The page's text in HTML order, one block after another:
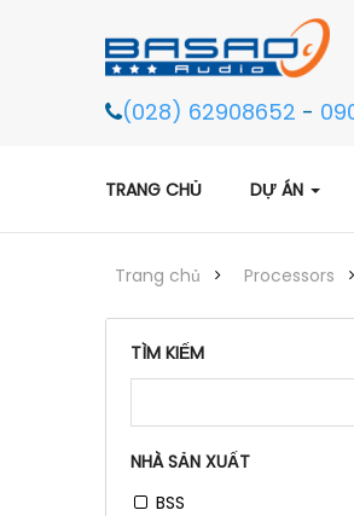
(028) 62908652 -
TRANG CHỦ DỰ ÁN
Trang chủ Processors
TÌM KIẾM
NHÀ SẢN XUẤT
BSS